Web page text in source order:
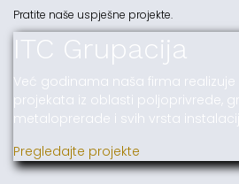
Pratite naše uspješne projekte.
ITC Grupacija
Već godinama naša firma realizuje
projekata iz oblasti poljoprivrede,
metaloprerade i svih vrsta
Pregledajte projekte